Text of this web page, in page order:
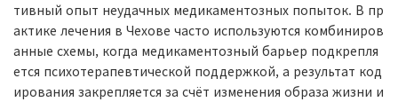
тивный опыт неудачных медикаментозных попыток. В пр
актике лечения в Чехове часто используются комбиниров
анные схемы, когда медикаментозный барьер подкрепля
ется психотерапевтической поддержкой, а результат код
ирования закрепляется за счёт изменения образа жизни и